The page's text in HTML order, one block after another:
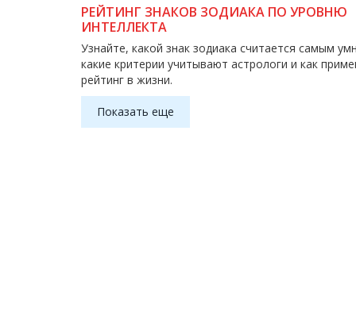
РЕЙТИНГ ЗНАКОВ ЗОДИАКА ПО УРОВНЮ
ИНТЕЛЛЕКТА
Узнайте, какой знак зодиака считается самым
какие критерии учитывают астрологи и как
рейтинг в жизни.
Показать еще